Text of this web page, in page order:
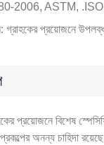
2006, ASTM, .ISO,
গ্রাহকের প্রয়োজনে
প্রয়োজনে বিশেষ
অনন্য চাহিদা